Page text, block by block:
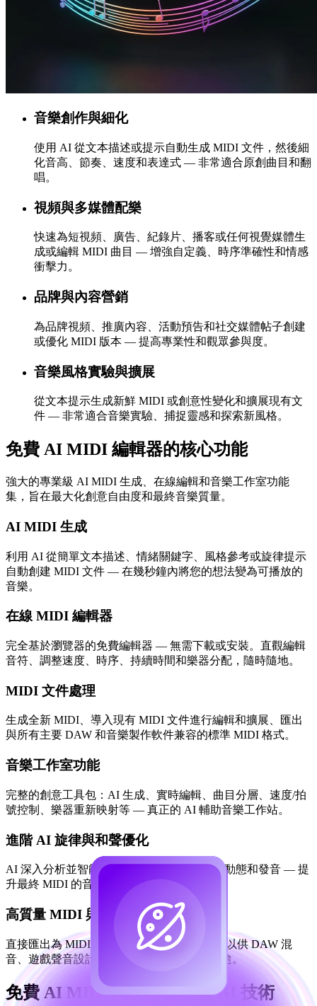
音樂創作與細化
使用 AI 從文本描述或提示自動生成 MIDI 文件，然後細
化音高、節奏、速度和表達式 — 非常適合原創曲目和翻
唱。
視頻與多媒體配樂
快速為短視頻、廣告、紀錄片、播客或任何視覺媒體生
成或編輯 MIDI 曲目 — 增強自定義、時序準確性和情感
衝擊力。
品牌與內容營銷
為品牌視頻、推廣內容、活動預告和社交媒體帖子創建
或優化 MIDI 版本 — 提高專業性和觀眾參與度。
音樂風格實驗與擴展
從文本提示生成新鮮 MIDI 或創意性變化和擴展現有文
件 — 非常適合音樂實驗、捕捉靈感和探索新風格。
免費 AI MIDI 編輯器的核心功能
強大的專業級 AI MIDI 生成、在線編輯和音樂工作室功能
集，旨在最大化創意自由度和最終音樂質量。
AI MIDI 生成
利用 AI 從簡單文本描述、情緒關鍵字、風格參考或旋律提示
自動創建 MIDI 文件 — 在幾秒鐘內將您的想法變為可播放的
音樂。
在線 MIDI 編輯器
完全基於瀏覽器的免費編輯器 — 無需下載或安裝。直觀編輯
音符、調整速度、時序、持續時間和樂器分配，隨時隨地。
MIDI 文件處理
生成全新 MIDI、導入現有 MIDI 文件進行編輯和擴展、匯出
與所有主要 DAW 和音樂製作軟件兼容的標準 MIDI 格式。
音樂工作室功能
完整的創意工具包：AI 生成、實時編輯、曲目分層、速度/拍
號控制、樂器重新映射等 — 真正的 AI 輔助音樂工作站。
進階 AI 旋律與和聲優化
AI 深入分析並智能改進旋律線、和弦進行、動態和發音 — 提
升最終 MIDI 的音樂性、感覺和結構連貫性。
高質量 MIDI 與音頻匯出
直接匯出為 MIDI 或渲染為高質量 WAV 音頻以供 DAW 混
音、遊戲聲音設計、商業發行或任何專業用途。
免費 AI MIDI 編輯器背後的 AI 技術